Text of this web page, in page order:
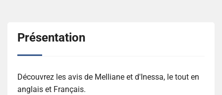
Présentation
Découvrez les avis de Melliane et d'Inessa, le tout en
anglais et Français.